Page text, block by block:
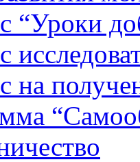
“Уроки
на